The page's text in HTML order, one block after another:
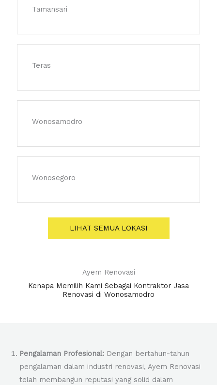
Tamansari
Teras
Wonosamodro
Wonosegoro
LIHAT SEMUA LOKASI
Ayem Renovasi
Kenapa Memilih Kami Sebagai Kontraktor Jasa
Renovasi di Wonosamodro
Pengalaman Profesional: Dengan bertahun-tahun
pengalaman dalam industri renovasi, Ayem Renovasi
telah membangun reputasi yang solid dalam